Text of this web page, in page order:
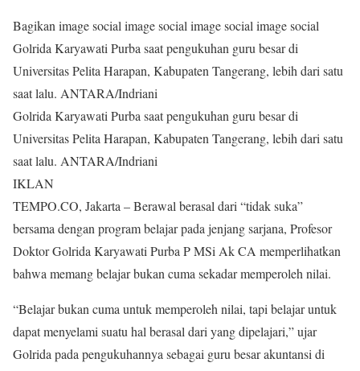
Bagikan image social image social image social image social
Golrida Karyawati Purba saat pengukuhan guru besar di
Universitas Pelita Harapan, Kabupaten Tangerang, lebih dari satu
saat lalu. ANTARA/Indriani
Golrida Karyawati Purba saat pengukuhan guru besar di
Universitas Pelita Harapan, Kabupaten Tangerang, lebih dari satu
saat lalu. ANTARA/Indriani
IKLAN
TEMPO.CO, Jakarta – Berawal berasal dari “tidak suka”
bersama dengan program belajar pada jenjang sarjana, Profesor
Doktor Golrida Karyawati Purba P MSi Ak CA memperlihatkan
bahwa memang belajar bukan cuma sekadar memperoleh nilai.
“Belajar bukan cuma untuk memperoleh nilai, tapi belajar untuk
dapat menyelami suatu hal berasal dari yang dipelajari,” ujar
Golrida pada pengukuhannya sebagai guru besar akuntansi di